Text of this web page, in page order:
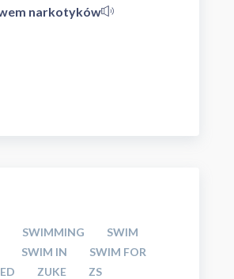
narkotyków
SWIMMING
SWIM
SWIM IN
SWIM FOR
ZUKE
ZS